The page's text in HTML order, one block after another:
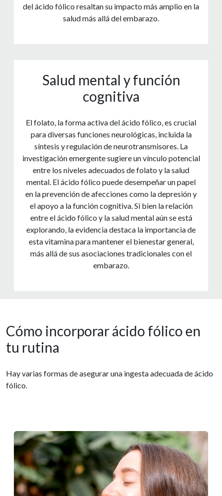
del ácido fólico resaltan su impacto más amplio en la
salud más allá del embarazo.
Salud mental y función
cognitiva
El folato, la forma activa del ácido fólico, es crucial
para diversas funciones neurológicas, incluida la
síntesis y regulación de neurotransmisores. La
investigación emergente sugiere un vínculo potencial
entre los niveles adecuados de folato y la salud
mental. El ácido fólico puede desempeñar un papel
en la prevención de afecciones como la depresión y
el apoyo a la función cognitiva. Si bien la relación
entre el ácido fólico y la salud mental aún se está
explorando, la evidencia destaca la importancia de
esta vitamina para mantener el bienestar general,
más allá de sus asociaciones tradicionales con el
embarazo.
Cómo incorporar ácido fólico en
tu rutina
Hay varias formas de asegurar una ingesta adecuada de ácido
fólico.